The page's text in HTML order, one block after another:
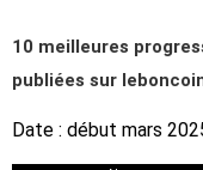
10 meilleures
publiées sur
Date : début mars